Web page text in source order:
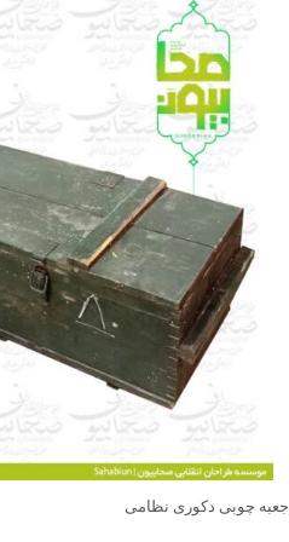
تقویت شده است تا در برابر فشار و شرایط سخت
ویژگی‌های برجسته این محصول، ابعاد بزرگ،
تسلیحات پشتیبانی است که می‌تواند گزینه‌ای
نمایشی و نمایشگاه‌های دفاع مقدس باشد.
❤️ شناسه اثر: 4011635
جعبه چوبی دکوری نظامی